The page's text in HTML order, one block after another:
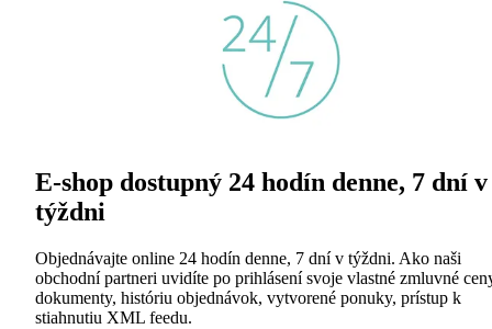
E-shop dostupný 24 hodín denne, 7 dní v
týždni
Objednávajte online 24 hodín denne, 7 dní v týždni. Ako naši
obchodní partneri uvidíte po prihlásení svoje vlastné zmluvné
dokumenty, históriu objednávok, vytvorené ponuky, prístup k
stiahnutiu XML feedu.